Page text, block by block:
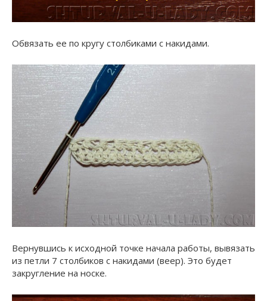
Обвязать ее по кругу столбиками с накидами.
Вернувшись к исходной точке начала работы, вывязать
из петли 7 столбиков с накидами (веер). Это будет
закругление на носке.